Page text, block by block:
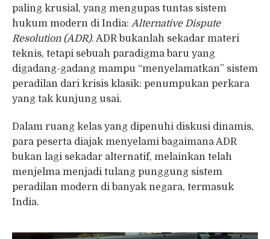
paling krusial, yang mengupas tuntas sistem
hukum modern di India: Alternative Dispute
Resolution (ADR). ADR bukanlah sekadar materi
teknis, tetapi sebuah paradigma baru yang
digadang-gadang mampu “menyelamatkan” sistem
peradilan dari krisis klasik: penumpukan perkara
yang tak kunjung usai.
Dalam ruang kelas yang dipenuhi diskusi dinamis,
para peserta diajak menyelami bagaimana ADR
bukan lagi sekadar alternatif, melainkan telah
menjelma menjadi tulang punggung sistem
peradilan modern di banyak negara, termasuk
India.